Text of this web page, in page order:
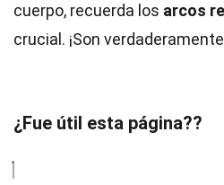
cuerpo, recuerda los arcos
crucial. ¡Son
¿Fue útil esta página??